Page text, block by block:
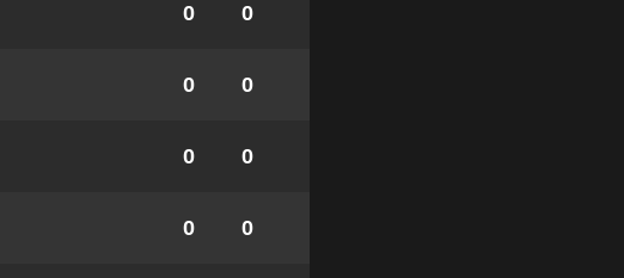
0 0
0 0
0 0
0 0